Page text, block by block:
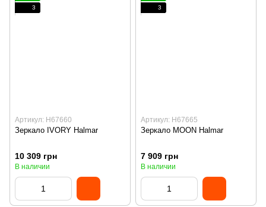
3
Артикул: H67660
Зеркало IVORY Halmar
10 309 грн
В наличии
3
Артикул: H67665
Зеркало MOON Halmar
7 909 грн
В наличии